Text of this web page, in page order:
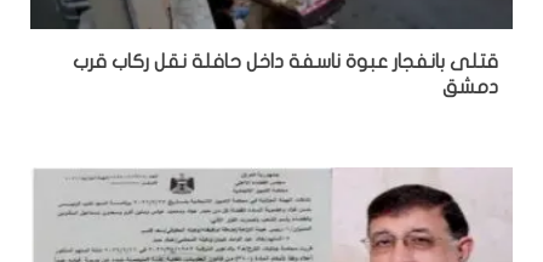
قتلى بانفجار عبوة ناسفة داخل حافلة نقل ركاب قرب
دمشق